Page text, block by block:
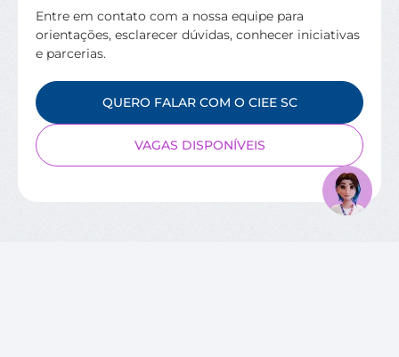
Entre em contato com a nossa equipe para
orientações, esclarecer dúvidas, conhecer iniciativas
e parcerias.
QUERO FALAR COM O CIEE SC
VAGAS DISPONÍVEIS